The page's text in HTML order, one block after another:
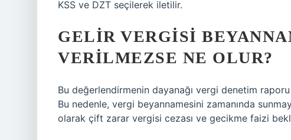
KSS ve DZT seçilerek iletilir.
GELIR VERGISI
VERILMEZSE NE OLUR?
Bu değerlendirmenin dayanağı vergi denetim
Bu nedenle, vergi beyannamesini zamanında
olarak çift zarar vergisi cezası ve gecikme faizi